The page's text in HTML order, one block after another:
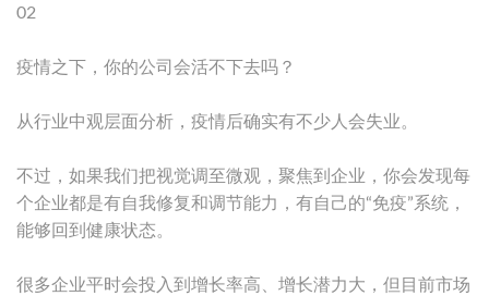
02
疫情之下，你的公司会活不下去吗？
从行业中观层面分析，疫情后确实有不少人会失业。
不过，如果我们把视觉调至微观，聚焦到企业，你会发现每
个企业都是有自我修复和调节能力，有自己的“免疫”系统，
能够回到健康状态。
很多企业平时会投入到增长率高、增长潜力大，但目前市场